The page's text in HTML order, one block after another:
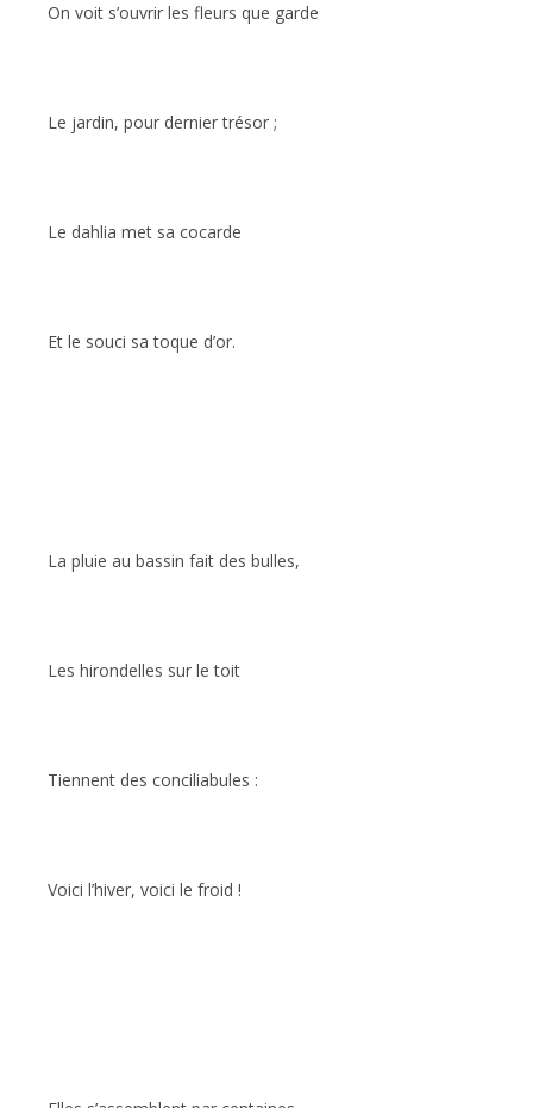
On voit s’ouvrir les fleurs que garde
Le jardin, pour dernier trésor ;
Le dahlia met sa cocarde
Et le souci sa toque d’or.
La pluie au bassin fait des bulles,
Les hirondelles sur le toit
Tiennent des conciliabules :
Voici l’hiver, voici le froid !